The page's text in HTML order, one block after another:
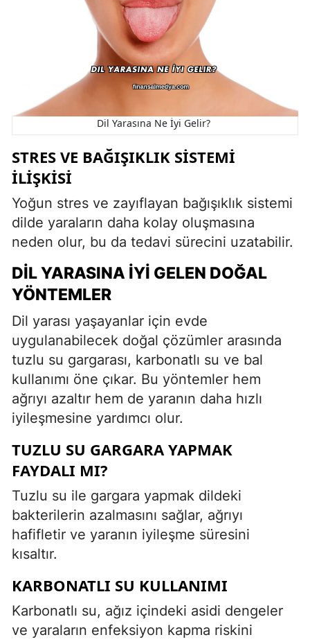
Dil Yarasına Ne İyi Gelir?
STRES VE BAĞIŞIKLIK SISTEMI
İLIŞKISI
Yoğun stres ve zayıflayan bağışıklık sistemi
dilde yaraların daha kolay oluşmasına
neden olur, bu da tedavi sürecini uzatabilir.
DIL YARASINA İYI GELEN DOĞAL
YÖNTEMLER
Dil yarası yaşayanlar için evde
uygulanabilecek doğal çözümler arasında
tuzlu su gargarası, karbonatlı su ve bal
kullanımı öne çıkar. Bu yöntemler hem
ağrıyı azaltır hem de yaranın daha hızlı
iyileşmesine yardımcı olur.
TUZLU SU GARGARA YAPMAK
FAYDALI MI?
Tuzlu su ile gargara yapmak dildeki
bakterilerin azalmasını sağlar, ağrıyı
hafifletir ve yaranın iyileşme süresini
kısaltır.
KARBONATLI SU KULLANIMI
Karbonatlı su, ağız içindeki asidi dengeler
ve yaraların enfeksiyon kapma riskini